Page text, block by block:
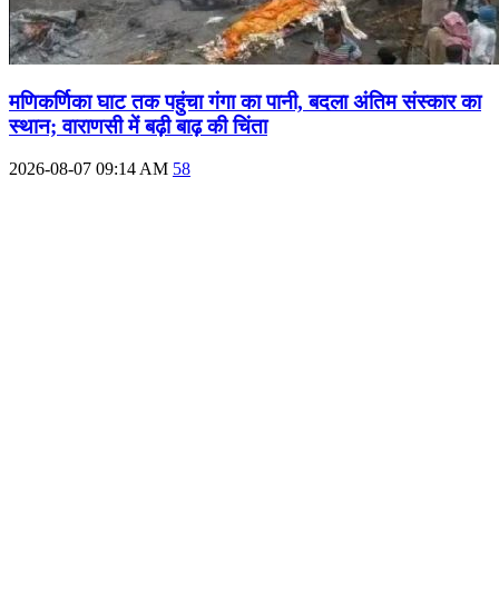
मणिकर्णिका घाट तक पहुंचा गंगा का पानी, बदला अंतिम संस्कार का
स्थान; वाराणसी में बढ़ी बाढ़ की चिंता
2026-08-07 09:14 AM 58